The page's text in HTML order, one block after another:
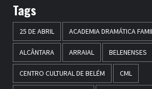
Tags
25 DE ABRIL ACADEMIA DRAMÁTICA
ALCÂNTARA ARRAIAL BELENENSES
CENTRO CULTURAL DE BELÉM CML